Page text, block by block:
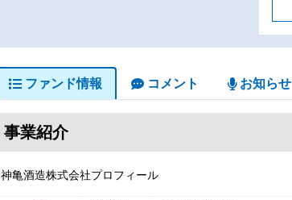
ファンド情報 コメント お知らせ
事業紹介
神亀酒造株式会社プロフィール